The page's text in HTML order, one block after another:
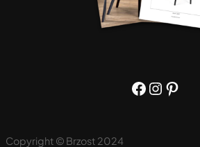
Facebook Instagram Pinterest
Copyright © Brzost 2024